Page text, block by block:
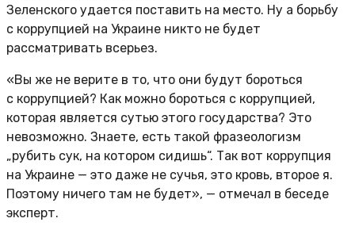
Зеленского удается поставить на место. Ну а борьбу
с коррупцией на Украине никто не будет
рассматривать всерьез.
«Вы же не верите в то, что они будут бороться
с коррупцией? Как можно бороться с коррупцией,
которая является сутью этого государства? Это
невозможно. Знаете, есть такой фразеологизм
„рубить сук, на котором сидишь“. Так вот коррупция
на Украине — это даже не сучья, это кровь, второе я.
Поэтому ничего там не будет», — отмечал в беседе
эксперт.